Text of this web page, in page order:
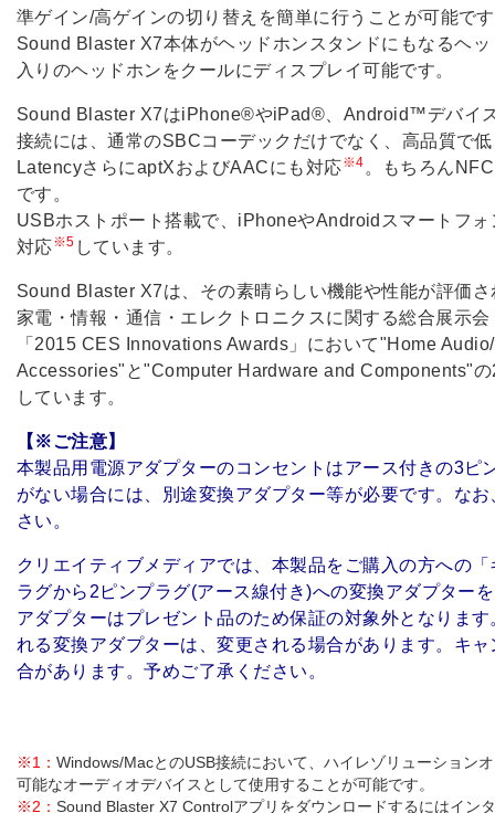
準ゲイン/高ゲインの切り替えを簡単に行うことが可能で
Sound Blaster X7本体がヘッドホンスタンドにもなるヘ
入りのヘッドホンをクールにディスプレイ可能です。
Sound Blaster X7はiPhone®やiPad®、Android™デバイ
接続には、通常のSBCコーデックだけでなく、高品質で
LatencyさらにaptXおよびAACにも対応※4。もちろん
です。
USBホストポート搭載で、iPhoneやAndroidスマートフ
対応※5 しています。
Sound Blaster X7は、その素晴らしい機能や性能が評価
家電・情報・通信・エレクトロニクスに関する総合展示
「2015 CES Innovations Awards」において"Home
Accessories"と"Computer Hardware and Components"
しています。
【※ご注意】
本製品用電源アダプターのコンセントはアース付きの3ピ
がない場合には、別途変換アダプター等が必要です。な
さい。
クリエイティブメディアでは、本製品をご購入の方への
ラグから2ピンプラグ(アース線付き)への変換アダプター
アダプターはプレゼント品のため保証の対象外となりま
れる変換アダプターは、変更される場合があります。キ
合があります。予めご了承ください。
※1： Windows/MacとのUSB接続において、ハイレゾリューション
可能なオーディオデバイスとして使用することが可能です。
※2： Sound Blaster X7 Controlアプリをダウンロードするにはイン